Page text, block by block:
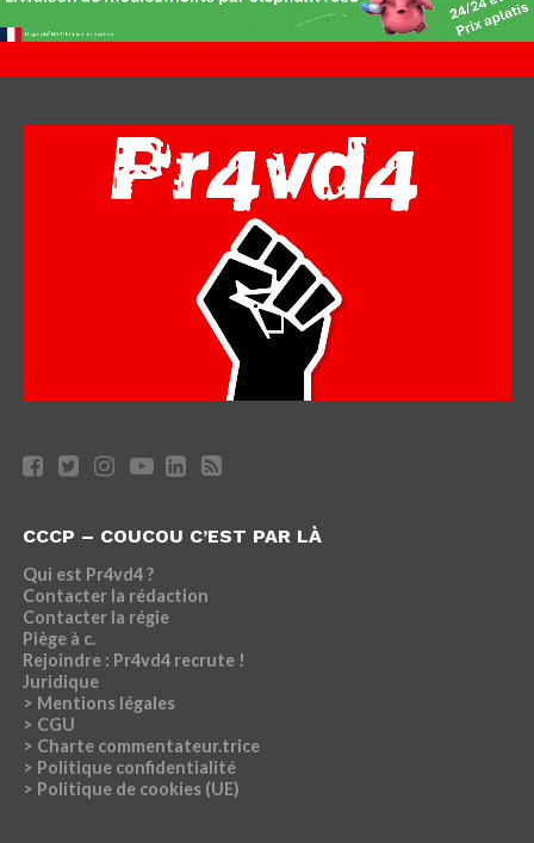
CCCP – COUCOU C’EST PAR LÀ
Qui est Pr4vd4 ?
Contacter la rédaction
Contacter la régie
Piège à c.
Rejoindre : Pr4vd4 recrute !
Juridique
> Mentions légales
> CGU
> Charte commentateur.trice
> Politique confidentialité
> Politique de cookies (UE)